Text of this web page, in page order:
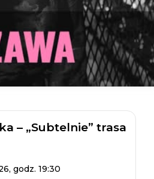
– „Subtelnie” trasa
godz. 19:30